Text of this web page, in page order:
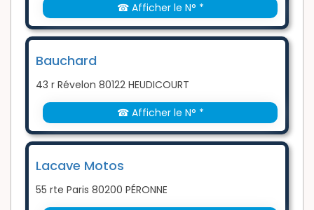
☎ Afficher le N° *
Bauchard
43 r Révelon 80122 HEUDICOURT
☎ Afficher le N° *
Lacave Motos
55 rte Paris 80200 PÉRONNE